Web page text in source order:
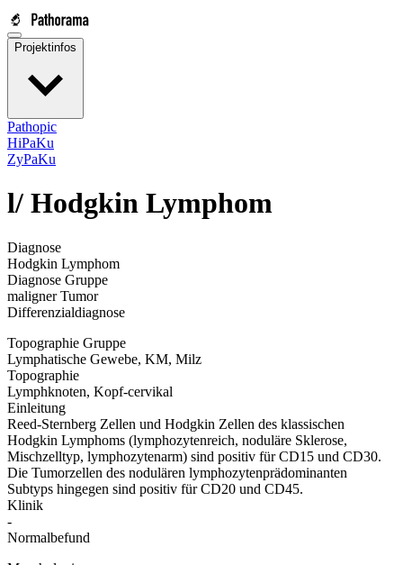
Projektinfos
Pathopic
HiPaKu
ZyPaKu
l/ Hodgkin Lymphom
Diagnose
Hodgkin Lymphom
Diagnose Gruppe
maligner Tumor
Differenzialdiagnose
Topographie Gruppe
Lymphatische Gewebe, KM, Milz
Topographie
Lymphknoten, Kopf-cervikal
Einleitung
Reed-Sternberg Zellen und Hodgkin Zellen des klassischen
Hodgkin Lymphoms (lymphozytenreich, noduläre Sklerose,
Mischzelltyp, lymphozytenarm) sind positiv für CD15 und CD30.
Die Tumorzellen des nodulären lymphozytenprädominanten
Subtyps hingegen sind positiv für CD20 und CD45.
Klinik
-
Normalbefund